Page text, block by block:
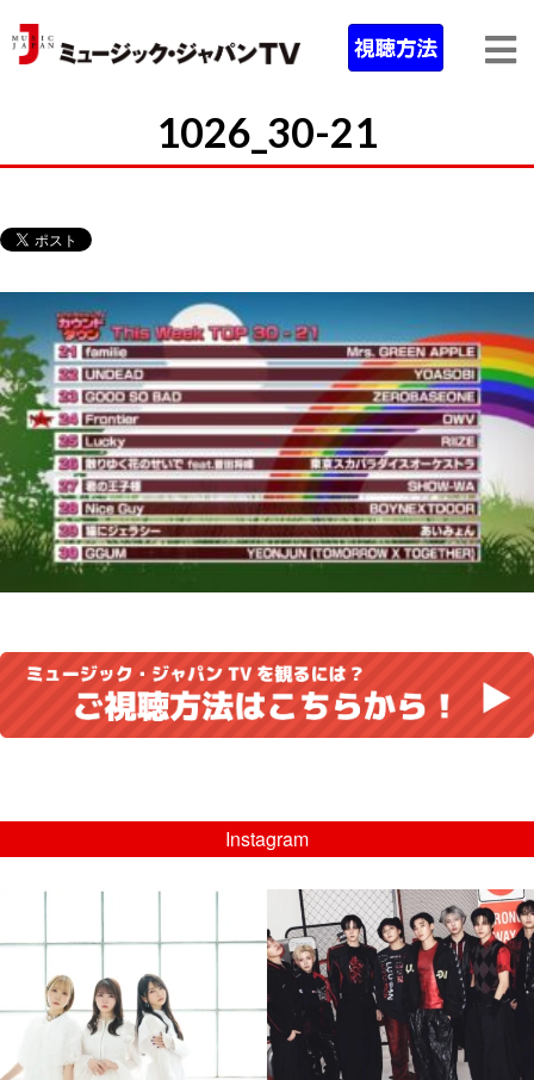
1026_30-21
Instagram
💡8/5(水)特番放送！
...
8月 4
4 0
musicjapantv
💡08/05(水)23:00特番放送！
...
8月 4
4 0